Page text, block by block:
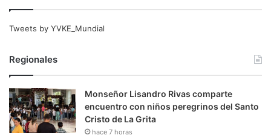
Tweets by YVKE_Mundial
Regionales
Monseñor Lisandro Rivas comparte
encuentro con niños peregrinos del Santo
Cristo de La Grita
hace 7 horas